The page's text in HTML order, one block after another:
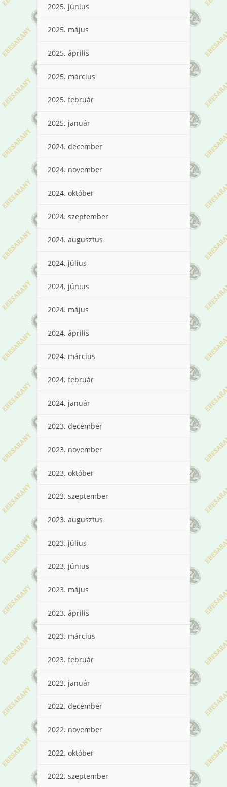
2025. június
2025. május
2025. április
2025. március
2025. február
2025. január
2024. december
2024. november
2024. október
2024. szeptember
2024. augusztus
2024. július
2024. június
2024. május
2024. április
2024. március
2024. február
2024. január
2023. december
2023. november
2023. október
2023. szeptember
2023. augusztus
2023. július
2023. június
2023. május
2023. április
2023. március
2023. február
2023. január
2022. december
2022. november
2022. október
2022. szeptember